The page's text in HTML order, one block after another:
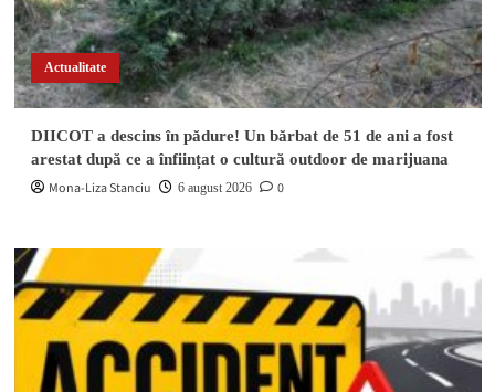
Actualitate
DIICOT a descins în pădure! Un bărbat de 51 de ani a fost
arestat după ce a înființat o cultură outdoor de marijuana
Mona-Liza Stanciu 6 august 2026 0